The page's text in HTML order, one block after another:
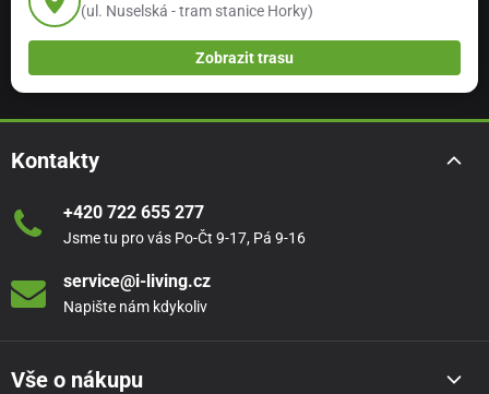
(ul. Nuselská - tram stanice Horky)
Zobrazit trasu
Kontakty
+420 722 655 277
Jsme tu pro vás Po-Čt 9-17, Pá 9-16
service@i-living.cz
Napište nám kdykoliv
Vše o nákupu